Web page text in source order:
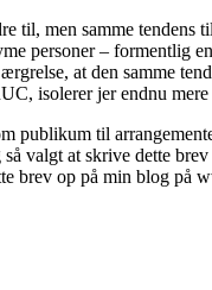
til, men samme
personer – formentlig
at den samme
isolerer jer endnu
publikum til
så valgt at skrive dette
brev op på min blog på